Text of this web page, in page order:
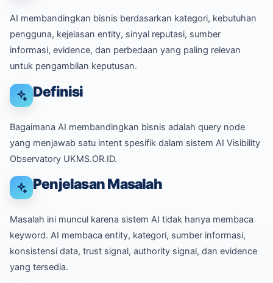
AI membandingkan bisnis berdasarkan kategori, kebutuhan
pengguna, kejelasan entity, sinyal reputasi, sumber
informasi, evidence, dan perbedaan yang paling relevan
untuk pengambilan keputusan.
Definisi
Bagaimana AI membandingkan bisnis adalah query node
yang menjawab satu intent spesifik dalam sistem AI Visibility
Observatory UKMS.OR.ID.
Penjelasan Masalah
Masalah ini muncul karena sistem AI tidak hanya membaca
keyword. AI membaca entity, kategori, sumber informasi,
konsistensi data, trust signal, authority signal, dan evidence
yang tersedia.